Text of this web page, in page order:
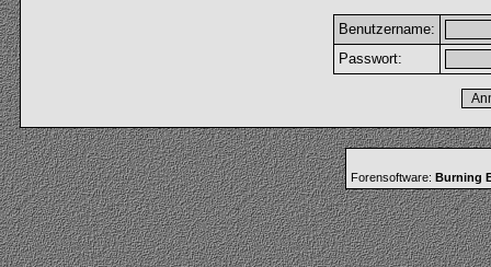
Benutzername:
Passwort:
Forensoftware: Burning